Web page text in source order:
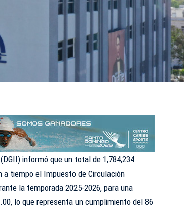
informó que un total de 1,784,234
a tiempo el Impuesto de Circulación
la temporada 2025-2026, para una
lo que representa un cumplimiento del 86